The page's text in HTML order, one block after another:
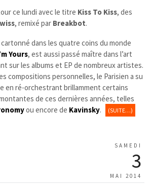
ce lundi avec le titre Kiss To Kiss, des
, remixé par Breakbot.
cartonné dans les quatre coins du monde
Yours, est aussi passé maître dans l’art
sur les albums et EP de nombreux artistes.
compositions personnelles, le Parisien a su
en ré-orchestrant brillamment certains
de ces dernières années, telles
ou encore de Kavinsky. (SUITE…)
SAMEDI
3
MAI 2014